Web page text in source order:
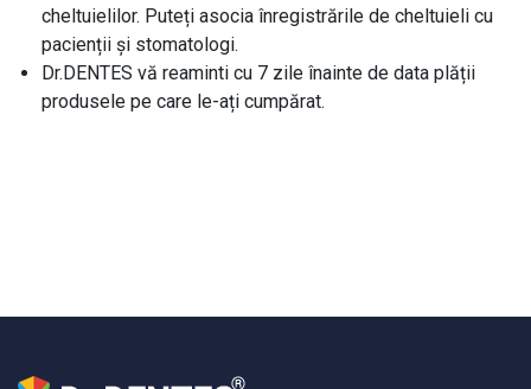
cheltuielilor. Puteți asocia înregistrările de cheltuieli cu
pacienții și stomatologi.
Dr.DENTES vă reaminti cu 7 zile înainte de data plății
produsele pe care le-ați cumpărat.